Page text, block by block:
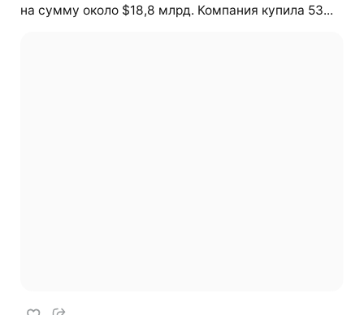
на сумму около $18,8 млрд. Компания купила 53...